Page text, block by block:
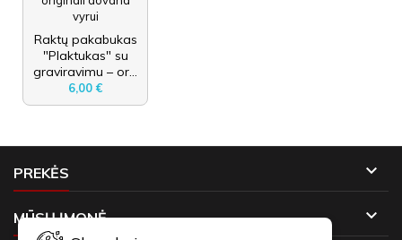
Raktų pakabukas
"Plaktukas" su
graviravimu – or...
6,00 €
PREKĖS 
MŪSŲ ĮMONĖ 